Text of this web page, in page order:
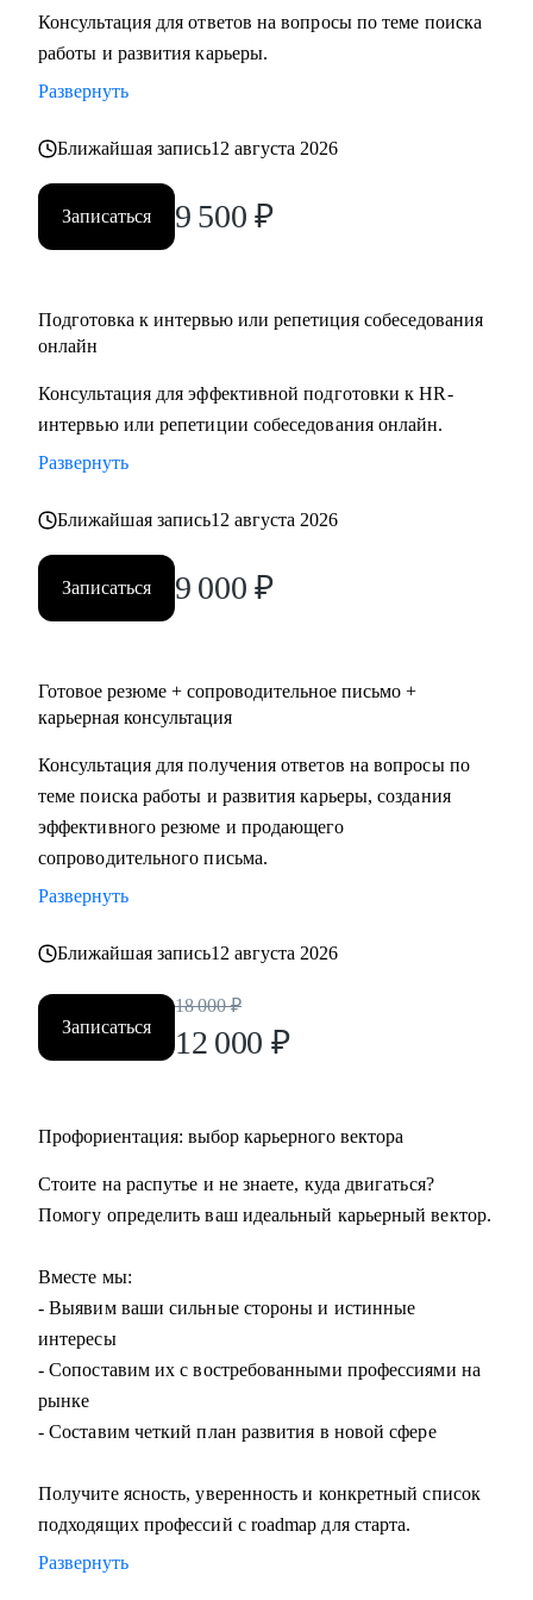
уверенной самопрезентации
• Помогу в поиске первой работы
если вы находитесь в профессиональном тупике (по
возвращению с СВО, после декрета или длительного
отпуска)
• Составлю индивидуальный и реалистичный план поиска
сэкономлю ваше время
• Помогу адаптироваться к работе на гражданке (по
возвращению с СВО)
Начинающим специалистам и профессионалам разного
уровня по направлениям:
• ТОП - менеджерам и руководителям любых направлений
• продажи
• маркетинг и PR
• медицина
• образование
• производство
• ветераны СВО
сильных сторон как личности, так и профессионала.
Консультация для ответов на вопросы по теме поиска
работы и развития карьеры.
Развернуть
Ближайшая запись12 августа 2026
Записаться 9 500 ₽
Подготовка к интервью или репетиция собеседования
онлайн
Консультация для эффективной подготовки к HR-
интервью или репетиции собеседования онлайн.
Развернуть
Ближайшая запись12 августа 2026
Записаться 9 000 ₽
Готовое резюме + сопроводительное письмо +
карьерная консультация
Консультация для получения ответов на вопросы по
теме поиска работы и развития карьеры, создания
эффективного резюме и продающего
сопроводительного письма.
Развернуть
Ближайшая запись12 августа 2026
Записаться
18 000 ₽
12 000 ₽
Профориентация: выбор карьерного вектора
Стоите на распутье и не знаете, куда двигаться?
Помогу определить ваш идеальный карьерный вектор.
Вместе мы:
- Выявим ваши сильные стороны и истинные
интересы
- Сопоставим их с востребованными профессиями на
рынке
- Составим четкий план развития в новой сфере
Получите ясность, уверенность и конкретный список
подходящих профессий с roadmap для старта.
Развернуть